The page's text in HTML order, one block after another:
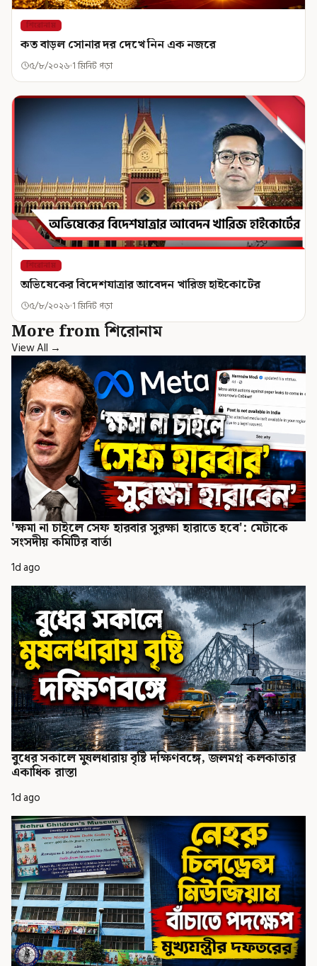
শিরোনাম
কত বাড়ল সোনার দর দেখে নিন এক নজরে
৫/৮/২০২৬ 1 মিনিট পড়া
শিরোনাম
অভিষেকের বিদেশযাত্রার আবেদন খারিজ হাইকোর্টের
৫/৮/২০২৬ 1 মিনিট পড়া
More from শিরোনাম
View All →
'ক্ষমা না চাইলে সেফ হারবার সুরক্ষা হারাতে হবে': মেটাকে
সংসদীয় কমিটির বার্তা
1d ago
বুধের সকালে মুষলধারায় বৃষ্টি দক্ষিণবঙ্গে, জলমগ্ন কলকাতার
একাধিক রাস্তা
1d ago